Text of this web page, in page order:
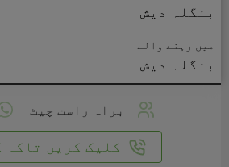
بنگلہ دیش
میں رہنے والے
بنگلہ دیش
براہ راست چیٹ
کلیک کریں تاکہ